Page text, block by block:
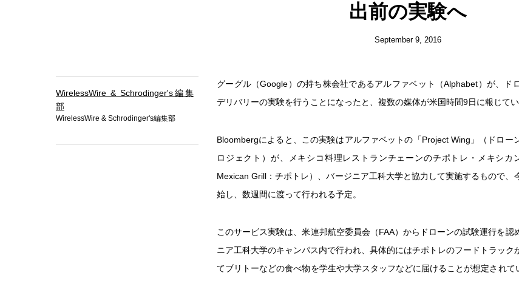
出前の実験へ
September 9, 2016
WirelessWire & Schrodinger's編集
部
WirelessWire & Schrodinger's編集部
グーグル（Google）の持ち株会社であるアルファベット（Alphabet）が、ド
デリバリーの実験を行うことになったと、複数の媒体が米国時間9日に報じてい
Bloombergによると、この実験はアルファベットの「Project Wing」（ドロー
ロジェクト）が、メキシコ料理レストランチェーンのチポトレ・メキシカ
Mexican Grill：チポトレ）、バージニア工科大学と協力して実施するもので、
始し、数週間に渡って行われる予定。
このサービス実験は、米連邦航空委員会（FAA）からドローンの試験運行を認
ニア工科大学のキャンパス内で行われ、具体的にはチポトレのフードトラック
てブリトーなどの食べ物を学生や大学スタッフなどに届けることが想定されて